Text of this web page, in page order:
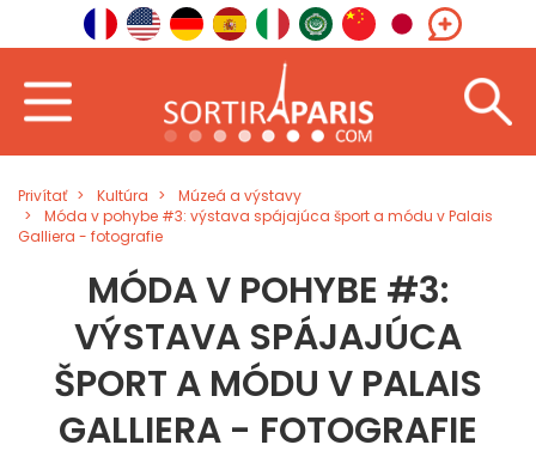
Privítať Kultúra
Múzeá a výstavy
Móda v pohybe #3: výstava spájajúca šport a módu v Palais
Galliera - fotografie
MÓDA V POHYBE #3:
VÝSTAVA SPÁJAJÚCA
ŠPORT A MÓDU V PALAIS
GALLIERA - FOTOGRAFIE